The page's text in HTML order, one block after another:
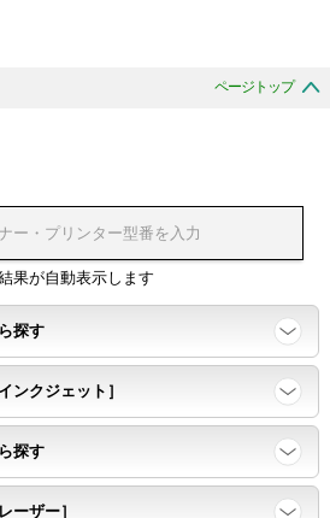
ページトップ
果が自動表示します
探す
ンクジェット］
探す
ーザー］